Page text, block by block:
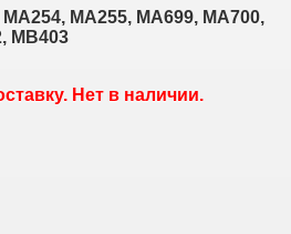
MA255, MA699, MA700,
MB403
Нет в наличии.